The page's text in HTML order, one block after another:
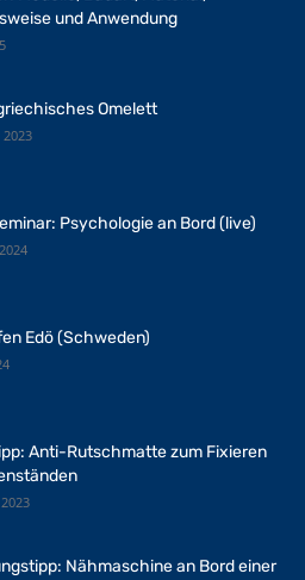
und Anwendung
Omelett
Psychologie an Bord (live)
Edö (Schweden)
Anti-Rutschmatte zum Fixieren
Nähmaschine an Bord einer